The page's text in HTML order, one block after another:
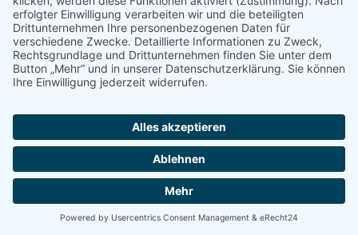
Home |Impressum |Datenschutz
Nach oben